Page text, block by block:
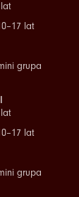
lat
grupa
lat
grupa